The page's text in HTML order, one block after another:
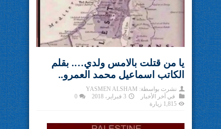
يا من قتلت بالامس ولدي…. بقلم
الكاتب اسماعيل محمد العمرو..
نشرت بواسطة: YASMEN ALSHAM
في آخر الأخبار 3 فبراير، 2018
0
1,815 زيارة